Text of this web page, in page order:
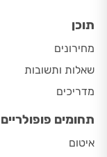
תוכן
מחירונים
שאלות ותשובות
מדריכים
תחומים פופולריים
איטום